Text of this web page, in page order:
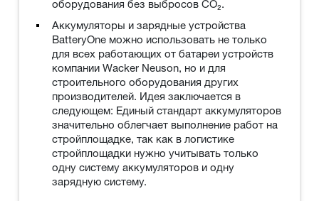
оборудования без выбросов CO₂.
Аккумуляторы и зарядные устройства
BatteryOne можно использовать не только
для всех работающих от батареи устройств
компании Wacker Neuson, но и для
строительного оборудования других
производителей. Идея заключается в
следующем: Единый стандарт аккумуляторов
значительно облегчает выполнение работ на
стройплощадке, так как в логистике
стройплощадки нужно учитывать только
одну систему аккумуляторов и одну
зарядную систему.